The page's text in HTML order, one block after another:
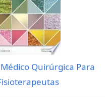
Quirúrgica Para